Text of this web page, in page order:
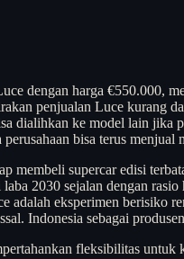
dengan harga €550.000,
penjualan Luce kurang
dialihkan ke model lain
bisa terus
membeli supercar edisi
2030 sejalan dengan
eksperimen berisiko
Indonesia sebagai
fleksibilitas